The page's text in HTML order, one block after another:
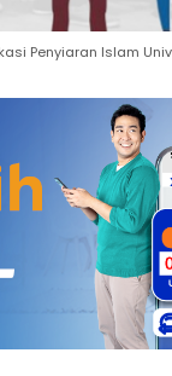
Penyiaran Islam